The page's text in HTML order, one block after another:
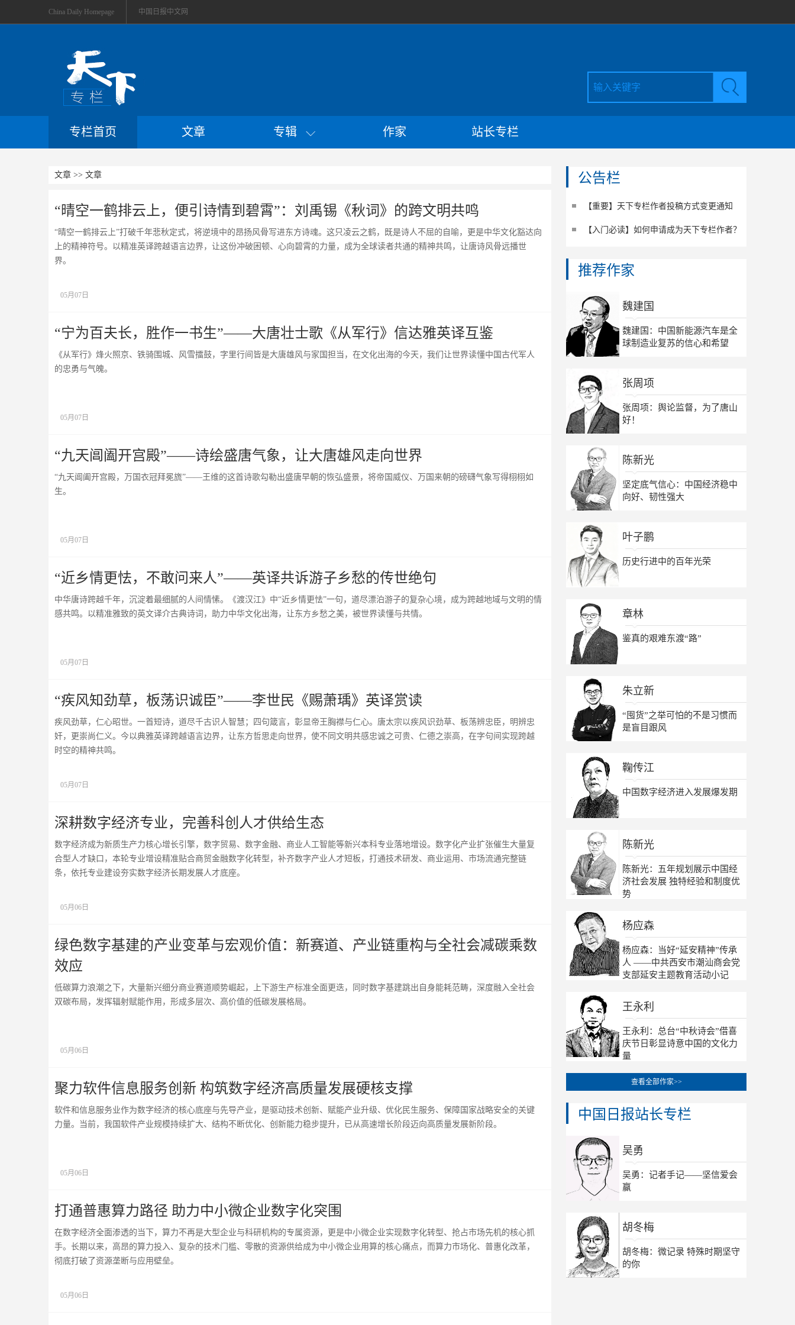
China Daily Homepage 中国日报中文网
专栏首页 文章 专辑 作家 站长专栏
文章 >> 文章
“晴空一鹤排云上，便引诗情到碧霄”：刘禹锡《秋词》的跨文明共鸣
“晴空一鹤排云上”打破千年悲秋定式，将逆境中的昂扬风骨写进东方诗魂。这只凌云之鹤，既是诗人不屈的自喻，更是中华文化豁达向
上的精神符号。以精准英译跨越语言边界，让这份冲破困顿、心向碧霄的力量，成为全球读者共通的精神共鸣，让唐诗风骨远播世
界。
05月07日
“宁为百夫长，胜作一书生”——大唐壮士歌《从军行》信达雅英译互鉴
《从军行》烽火照京、铁骑围城、风雪擂鼓，字里行间皆是大唐雄风与家国担当，在文化出海的今天，我们让世界读懂中国古代军人
的忠勇与气魄。
05月07日
“九天阊阖开宫殿”——诗绘盛唐气象，让大唐雄风走向世界
“九天阊阖开宫殿，万国衣冠拜冕旒”——王维的这首诗歌勾勒出盛唐早朝的恢弘盛景，将帝国威仪、万国来朝的磅礴气象写得栩栩如
生。
05月07日
“近乡情更怯，不敢问来人”——英译共诉游子乡愁的传世绝句
中华唐诗跨越千年，沉淀着最细腻的人间情愫。《渡汉江》中“近乡情更怯”一句，道尽漂泊游子的复杂心境，成为跨越地域与文明的情
感共鸣。以精准雅致的英文译介古典诗词，助力中华文化出海，让东方乡愁之美，被世界读懂与共情。
05月07日
“疾风知劲草，板荡识诚臣”——李世民《赐萧瑀》英译赏读
疾风劲草，仁心昭世。一首短诗，道尽千古识人智慧；四句箴言，彰显帝王胸襟与仁心。唐太宗以疾风识劲草、板荡辨忠臣，明辨忠
奸，更崇尚仁义。今以典雅英译跨越语言边界，让东方哲思走向世界，使不同文明共感忠诚之可贵、仁德之崇高，在字句间实现跨越
时空的精神共鸣。
05月07日
深耕数字经济专业，完善科创人才供给生态
数字经济成为新质生产力核心增长引擎，数字贸易、数字金融、商业人工智能等新兴本科专业落地增设。数字化产业扩张催生大量复
合型人才缺口，本轮专业增设精准贴合商贸金融数字化转型，补齐数字产业人才短板，打通技术研发、商业运用、市场流通完整链
条，依托专业建设夯实数字经济长期发展人才底座。
05月06日
绿色数字基建的产业变革与宏观价值：新赛道、产业链重构与全社会减碳乘数
效应
低碳算力浪潮之下，大量新兴细分商业赛道顺势崛起，上下游生产标准全面更迭，同时数字基建跳出自身能耗范畴，深度融入全社会
双碳布局，发挥辐射赋能作用，形成多层次、高价值的低碳发展格局。
05月06日
聚力软件信息服务创新 构筑数字经济高质量发展硬核支撑
软件和信息服务业作为数字经济的核心底座与先导产业，是驱动技术创新、赋能产业升级、优化民生服务、保障国家战略安全的关键
力量。当前，我国软件产业规模持续扩大、结构不断优化、创新能力稳步提升，已从高速增长阶段迈向高质量发展新阶段。
05月06日
打通普惠算力路径 助力中小微企业数字化突围
在数字经济全面渗透的当下，算力不再是大型企业与科研机构的专属资源，更是中小微企业实现数字化转型、抢占市场先机的核心抓
手。长期以来，高昂的算力投入、复杂的技术门槛、零散的资源供给成为中小微企业用算的核心痛点，而算力市场化、普惠化改革，
彻底打破了资源垄断与应用壁垒。
05月06日
公告栏
【重要】天下专栏作者投稿方式变更通知
【入门必读】如何申请成为天下专栏作者？
推荐作家
魏建国
魏建国：中国新能源汽车是全
球制造业复苏的信心和希望
张周项
张周项：舆论监督，为了唐山
好！
陈新光
坚定底气信心：中国经济稳中
向好、韧性强大
叶子鹏
历史行进中的百年光荣
章林
鉴真的艰难东渡“路”
朱立新
“囤货”之举可怕的不是习惯而
是盲目跟风
鞠传江
中国数字经济进入发展爆发期
陈新光
陈新光：五年规划展示中国经
济社会发展 独特经验和制度优
势
杨应森
杨应森：当好“延安精神”传承
人 ——中共西安市潮汕商会党
支部延安主题教育活动小记
王永利
王永利：总台“中秋诗会”借喜
庆节日彰显诗意中国的文化力
量
查看全部作家>>
中国日报站长专栏
吴勇
吴勇：记者手记——坚信爱会
赢
胡冬梅
胡冬梅：微记录 特殊时期坚守
的你